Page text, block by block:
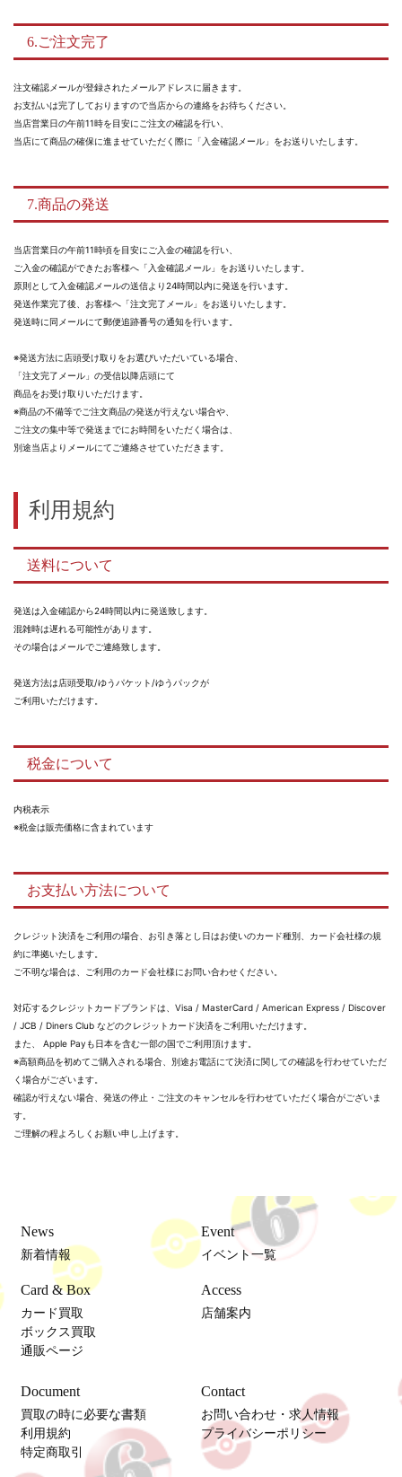
6.ご注文完了
注文確認メールが登録されたメールアドレスに届きます。
お支払いは完了しておりますので当店からの連絡をお待ちください。
当店営業日の午前11時を目安にご注文の確認を行い、
当店にて商品の確保に進ませていただく際に「入金確認メール」をお送りいたします。
7.商品の発送
当店営業日の午前11時頃を目安にご入金の確認を行い、
ご入金の確認ができたお客様へ「入金確認メール」をお送りいたします。
原則として入金確認メールの送信より24時間以内に発送を行います。
発送作業完了後、お客様へ「注文完了メール」をお送りいたします。
発送時に同メールにて郵便追跡番号の通知を行います。
※発送方法に店頭受け取りをお選びいただいている場合、
「注文完了メール」の受信以降店頭にて
商品をお受け取りいただけます。
※商品の不備等でご注文商品の発送が行えない場合や、
ご注文の集中等で発送までにお時間をいただく場合は、
別途当店よりメールにてご連絡させていただきます。
利用規約
送料について
発送は入金確認から24時間以内に発送致します。
混雑時は遅れる可能性があります。
その場合はメールでご連絡致します。
発送方法は店頭受取/ゆうパケット/ゆうパックが
ご利用いただけます。
税金について
内税表示
※税金は販売価格に含まれています
お支払い方法について
クレジット決済をご利用の場合、お引き落とし日はお使いのカード種別、カード会社様の規
約に準拠いたします。
ご不明な場合は、ご利用のカード会社様にお問い合わせください。
対応するクレジットカードブランドは、Visa / MasterCard / American Express / Discover
/ JCB / Diners Club などのクレジットカード決済をご利用いただけます。
また、 Apple Payも日本を含む一部の国でご利用頂けます。
※高額商品を初めてご購入される場合、別途お電話にて決済に関しての確認を行わせていただ
く場合がございます。
確認が行えない場合、発送の停止・ご注文のキャンセルを行わせていただく場合がございま
す。
ご理解の程よろしくお願い申し上げます。
News
新着情報
Event
イベント一覧
Card & Box
カード買取
ボックス買取
通販ページ
Access
店舗案内
Document
買取の時に必要な書類
利用規約
特定商取引
Contact
お問い合わせ・求人情報
プライバシーポリシー